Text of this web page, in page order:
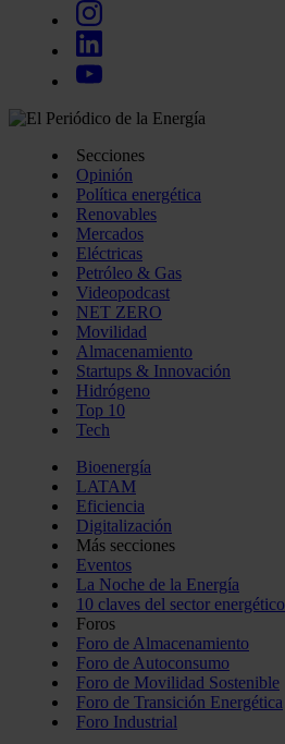
Secciones
Opinión
Política energética
Renovables
Mercados
Eléctricas
Petróleo & Gas
Videopodcast
NET ZERO
Movilidad
Almacenamiento
Startups & Innovación
Hidrógeno
Top 10
Tech
Bioenergía
LATAM
Eficiencia
Digitalización
Más secciones
Eventos
La Noche de la Energía
10 claves del sector energético
Foros
Foro de Almacenamiento
Foro de Autoconsumo
Foro de Movilidad Sostenible
Foro de Transición Energética
Foro Industrial